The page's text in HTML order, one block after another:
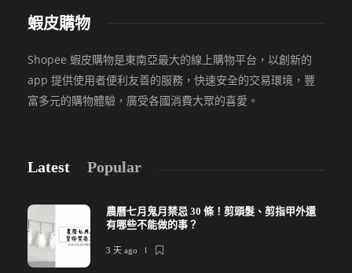
蝦皮購物
Shopee 蝦皮購物是東南亞最大的線上購物平台，以創新的
app 提供使用者便利友善的服務，快速安全的交易環境，豐
富多元的購物體驗，廣受各國消費大眾的喜愛。
Latest Popular
農曆七月鬼月禁忌 30 條！剪頭髮、剪指甲外還
有哪些不能做的事？
3 天 ago